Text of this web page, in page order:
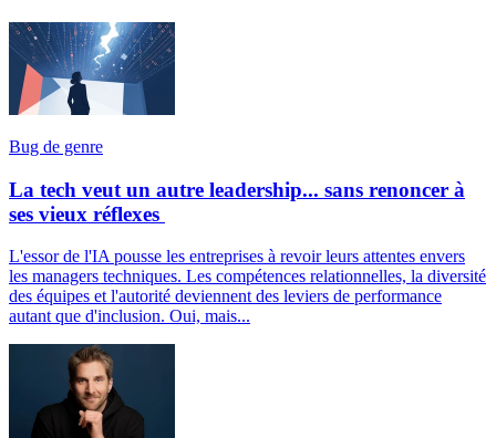
Bug de genre
La tech veut un autre leadership... sans renoncer à
ses vieux réflexes
L'essor de l'IA pousse les entreprises à revoir leurs attentes envers
les managers techniques. Les compétences relationnelles, la diversité
des équipes et l'autorité deviennent des leviers de performance
autant que d'inclusion. Oui, mais...